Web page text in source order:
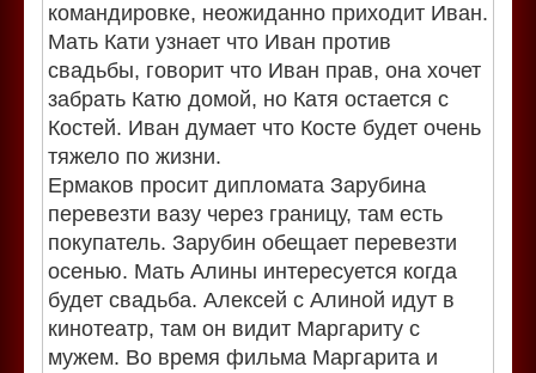
командировке, неожиданно приходит Иван.
Мать Кати узнает что Иван против
свадьбы, говорит что Иван прав, она хочет
забрать Катю домой, но Катя остается с
Костей. Иван думает что Косте будет очень
тяжело по жизни.
Ермаков просит дипломата Зарубина
перевезти вазу через границу, там есть
покупатель. Зарубин обещает перевезти
осенью. Мать Алины интересуется когда
будет свадьба. Алексей с Алиной идут в
кинотеатр, там он видит Маргариту с
мужем. Во время фильма Маргарита и